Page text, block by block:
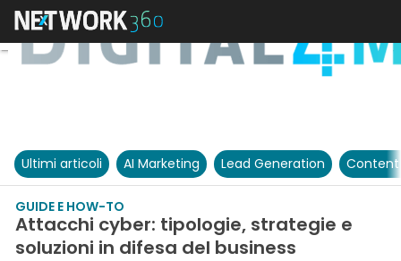
Ultimi articoli AI Marketing Lead Generation
GUIDE E HOW-TO
Attacchi cyber: tipologie, strategie e
soluzioni in difesa del business